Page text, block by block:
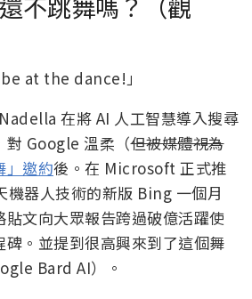
at the dance!」
在將 AI 人工智慧導入搜尋
對 Google 溫柔（但被媒體視為
」邀約後。在 Microsoft 正式推
機器人技術的新版 Bing 一個月
文向大眾報告跨過破億活躍使
。並提到很高興來到了這個舞
Bard AI）。